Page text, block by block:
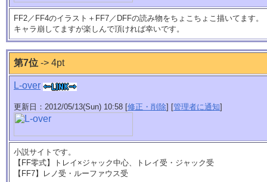
FF2／FF4のイラスト＋FF7／DFFの読み物をちょこちょこ描いてます。
キャラ崩してますが楽しんで頂ければ幸いです。
第7位 -> 4pt
L-over
更新日：2012/05/13(Sun) 10:58 [修正・削除] [管理者に通知]
小説サイトです。
【FF零式】トレイ×ジャック中心、トレイ受・ジャック受
【FF7】レノ受・ルーファウス受